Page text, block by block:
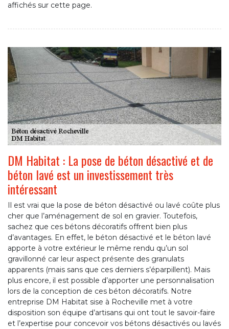
affichés sur cette page.
DM Habitat : La pose de béton désactivé et de
béton lavé est un investissement très
intéressant
Il est vrai que la pose de béton désactivé ou lavé coûte plus
cher que l’aménagement de sol en gravier. Toutefois,
sachez que ces bétons décoratifs offrent bien plus
d’avantages. En effet, le béton désactivé et le béton lavé
apporte à votre extérieur le même rendu qu’un sol
gravillonné car leur aspect présente des granulats
apparents (mais sans que ces derniers s’éparpillent). Mais
plus encore, il est possible d’apporter une personnalisation
lors de la conception de ces béton décoratifs. Notre
entreprise DM Habitat sise à Rocheville met à votre
disposition son équipe d’artisans qui ont tout le savoir-faire
et l’expertise pour concevoir vos bétons désactivés ou lavés